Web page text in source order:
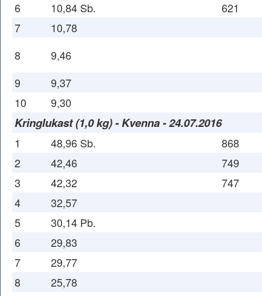
6
10,84 Sb.
621
7
10,78
8
9,46
9
9,37
10
9,30
Kringlukast (1,0 kg) - Kvenna - 24.07.2016
1 48,96 Sb.
868
2
42,46
749
3
42,32
747
4
32,57
5
30,14 Pb.
6
29,83
7
29,77
8
25,78